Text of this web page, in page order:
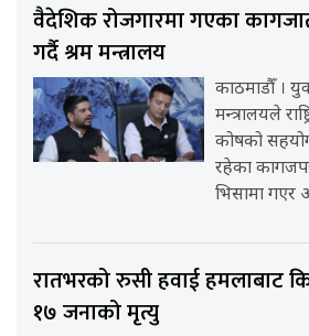
वैदेशिक रोजगारमा गएका
गर्दै श्रम मन्त्रालय
काठमाडौँ ।
मन्त्रालयले
कोषको
रहेका
भिसामा गएर
रातभरको रुसी हवाई हमलाबाट
१७ जनाको मृत्यु